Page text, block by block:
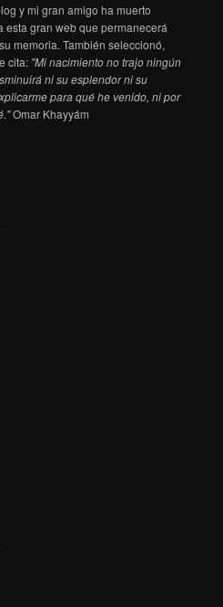
y mi gran amigo ha muerto
esta gran web que permanecerá
memoria. También seleccionó,
cita: "Mi nacimiento no trajo ningún
ni su esplendor ni su
para qué he venido, ni por
Omar Khayyám